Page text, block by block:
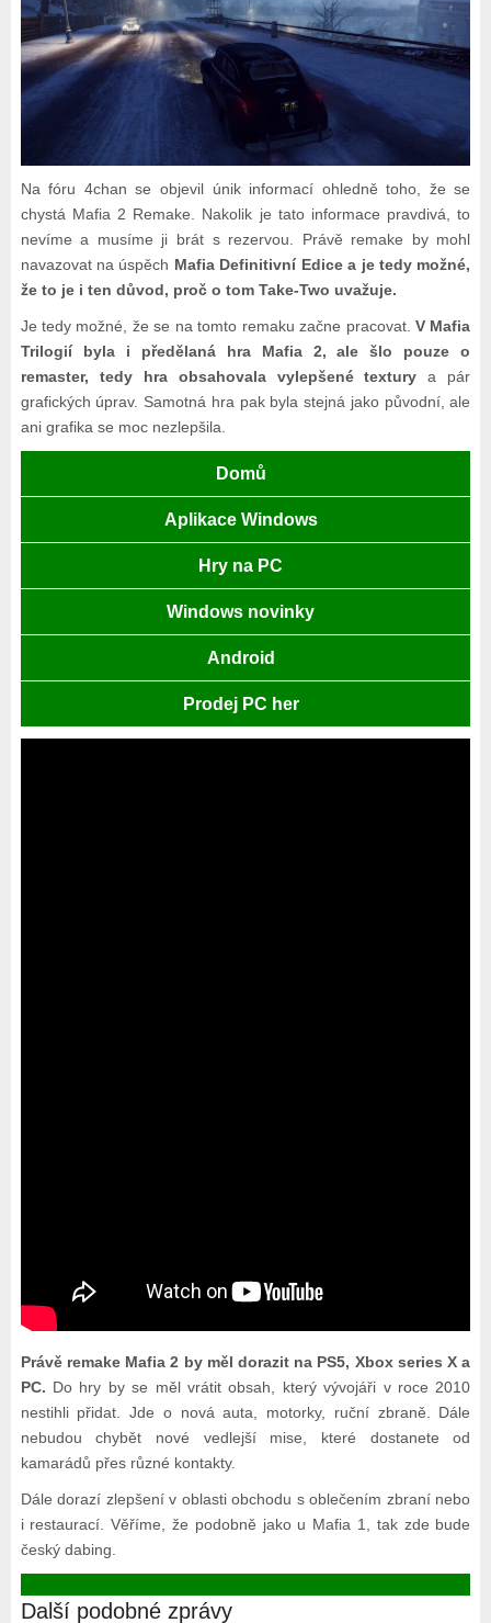
Na fóru 4chan se objevil únik informací ohledně toho, že se
chystá Mafia 2 Remake. Nakolik je tato informace pravdivá, to
nevíme a musíme ji brát s rezervou. Právě remake by mohl
navazovat na úspěch Mafia Definitivní Edice a je tedy možné,
že to je i ten důvod, proč o tom Take-Two uvažuje.
Je tedy možné, že se na tomto remaku začne pracovat.V Mafia
Trilogií byla i předělaná hra Mafia 2, ale šlo pouze o
remaster, tedy hra obsahovala vylepšené texturya pár
grafických úprav. Samotná hra pak byla stejná jako původní, ale
ani grafika se moc nezlepšila.
Domů
Aplikace Windows
Hry na PC
Windows novinky
Android
Prodej PC her
Právě remake Mafia 2 by měl dorazit na PS5, Xbox series X a
PC. Do hry by se měl vrátit obsah, který vývojáři v roce 2010
nestihli přidat. Jde o nová auta, motorky, ruční zbraně. Dále
nebudou chybět nové vedlejší mise, které dostanete od
kamarádů přes různé kontakty.
Dále dorazí zlepšení v oblasti obchodu s oblečením zbraní nebo
i restaurací. Věříme, že podobně jako u Mafia 1, tak zde bude
český dabing.
Další podobné zprávy